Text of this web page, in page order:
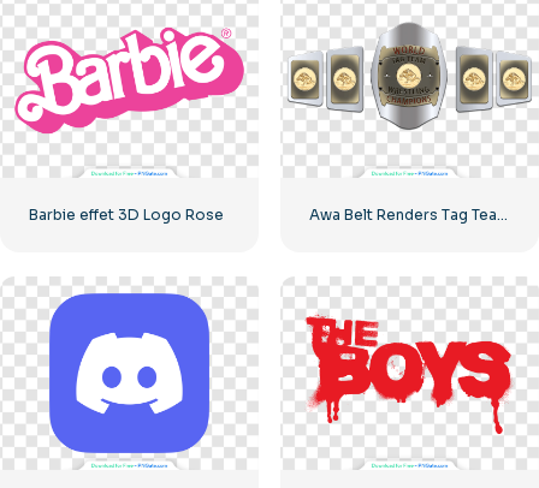
Barbie effet 3D Logo Rose